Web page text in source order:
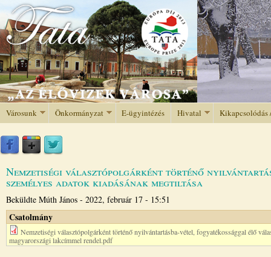
Jump to navigation
Városunk Önkormányzat E-ügyintézés Hivatal Kikapcsolódás
Nemzetiségi választópolgárként történő
személyes adatok kiadásának megtiltása
Beküldte Múth János - 2022, február 17 - 15:51
Csatolmány
Nemzetiségi választópolgárként történő nyilvántartásba-vétel, fogyatékossággal élő
magyarországi lakcímmel rendel.pdf